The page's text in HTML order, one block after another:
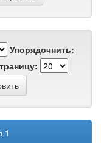
Упорядочнить:
1